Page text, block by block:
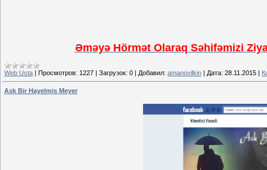
Əməyə Hörmət Olaraq Səhifəmizi
Web Usta | Просмотров: 1227 | Загрузок: 0 | Добавил: amanovilkin | Дата: 28.11.2015 |
Ask Bir Hayelmis Meyer